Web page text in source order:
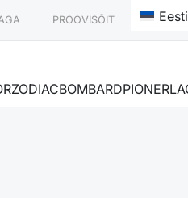
PROOVISÕIT Eesti
ZODIACBOMBARDPIONER